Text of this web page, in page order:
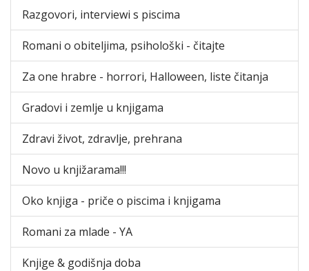
Razgovori, interviewi s piscima
Romani o obiteljima, psihološki - čitajte
Za one hrabre - horrori, Halloween, liste čitanja
Gradovi i zemlje u knjigama
Zdravi život, zdravlje, prehrana
Novo u knjižarama!!!
Oko knjiga - priče o piscima i knjigama
Romani za mlade - YA
Knjige & godišnja doba